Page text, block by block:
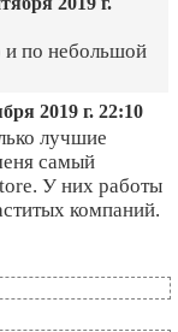
и по небольшой
2019 г. 22:10
лучшие
самый
У них работы
компаний.